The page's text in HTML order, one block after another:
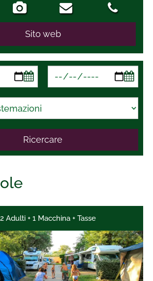
Sito web
Ricercare
Adulti + 1 Macchina + Tasse